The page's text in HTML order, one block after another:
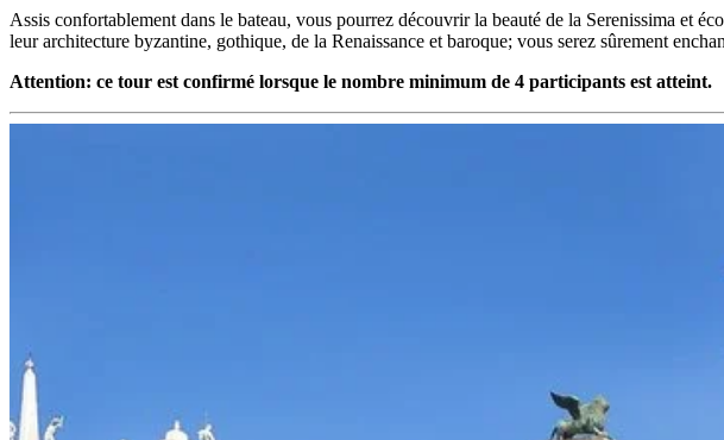
Assis confortablement dans le bateau, vous pourrez découvrir la beauté de la Serenissima et
leur architecture byzantine, gothique, de la Renaissance et baroque; vous serez sûrement
Attention: ce tour est confirmé lorsque le nombre minimum de 4 participants est atteint.